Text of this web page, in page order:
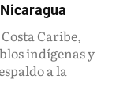
Caribe,
indígenas y
a la